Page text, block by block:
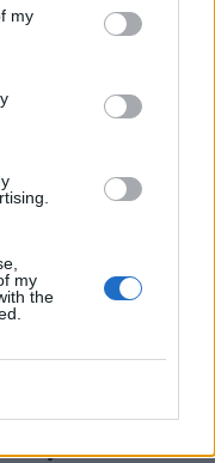
my
my
the
și